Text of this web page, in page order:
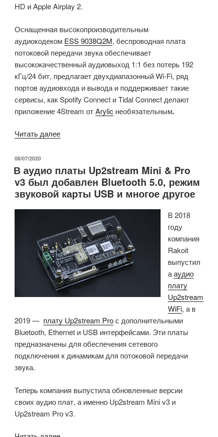
HD и Apple Airplay 2.
Оснащенная высокопроизводительным
аудиокодеком ESS 9038Q2M, беспроводная плата
потоковой передачи звука обеспечивает
высококачественный аудиовыход 1:1 без потерь 192
кГц/24 бит, предлагает двухдиапазонный Wi-Fi, ряд
портов аудиовхода и вывода и поддерживает такие
сервисы, как Spotify Connect и Tidal Connect делают
приложение 4Stream отArylic необязательным.
Читать далее«Плата
передачи
звука
Up2Stream
поддерживает
Airplay
2,
aptX
HD»
ОПУБЛИКОВАНО
08/07/2020
В аудио платы Up2stream Mini & Pro
v3 был добавлен Bluetooth 5.0, режим
звуковой карты USB и многое другое
В 2018
году
компания
Rakoit
выпустил
ааудио
плату
Up2stream
WiFi, а в
2019 — плату Up2stream Proс дополнительными
Bluetooth, Ethernet и USB интерфейсами. Эти платы
предназначены для обеспечения сетевого
подключения к динамикам для потоковой передачи
звука.
Теперь компания выпустила обновленные версии
своих аудио плат, а именно Up2stream Mini v3 и
Up2stream Pro v3.